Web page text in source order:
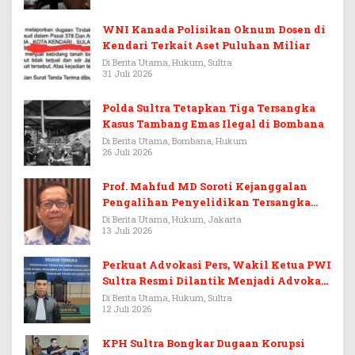
WNI Kanada Polisikan Oknum Dosen di
Kendari Terkait Aset Puluhan Miliar
Di Berita Utama, Hukum, Sultra
31 Juli 2026
Polda Sultra Tetapkan Tiga Tersangka
Kasus Tambang Emas Ilegal di Bombana
Di Berita Utama, Bombana, Hukum
26 Juli 2026
Prof. Mahfud MD Soroti Kejanggalan
Pengalihan Penyelidikan Tersangka
Febrie Adriansyah
Di Berita Utama, Hukum, Jakarta
13 Juli 2026
Perkuat Advokasi Pers, Wakil Ketua PWI
Sultra Resmi Dilantik Menjadi Advokat
PERADI
Di Berita Utama, Hukum, Sultra
12 Juli 2026
KPH Sultra Bongkar Dugaan Korupsi